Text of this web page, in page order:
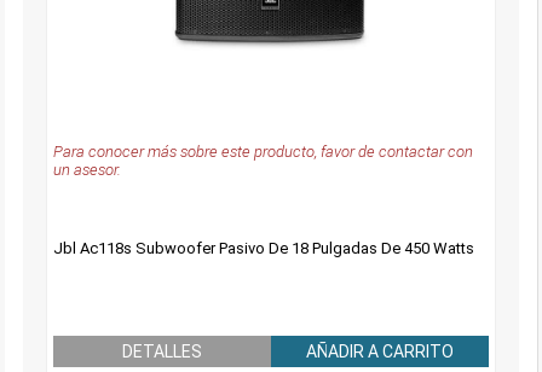
Para conocer más sobre este producto, favor de contactar con
un asesor.
Jbl Ac118s Subwoofer Pasivo De 18 Pulgadas De 450 Watts
DETALLES AÑADIR A CARRITO